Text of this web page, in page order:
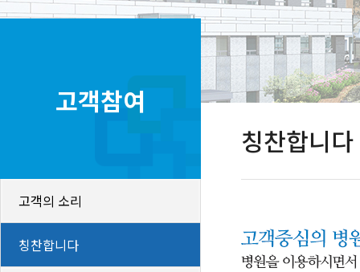
고객참여
고객의 소리
칭찬합니다
칭찬합니다